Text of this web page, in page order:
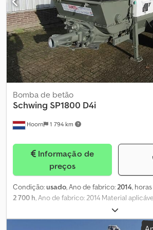
315/80 R22,5 Eixo 3: Tamanho dos pneus: 315/
Tamanho dos pneus: 315/80 R22.5 Peso vazio:
Capacidade de carga: 11.065 kg GVW: 34.000
Hoorn 1 794 km
Bomba de betão
Schwing SP1800 D4i
Informação de
preços
Condição:usado, Ano de fabrico: 2014,
2 700 h , Ano de fabrico: 2014 Material
motor: Caterpillar C4.4 Dcedpfexmth Esx Abljk